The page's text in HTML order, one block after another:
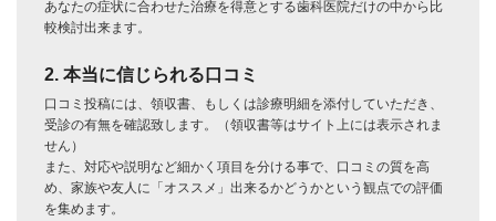
あなたの症状に合わせた治療を得意とする歯科医院だけの中から比
較検討出来ます。
2. 本当に信じられる口コミ
口コミ投稿には、領収書、もしくは診療明細を添付していただき、
受診の有無を確認致します。（領収書等はサイト上には表示されま
せん）
また、対応や説明など細かく項目を分ける事で、口コミの質を高
め、家族や友人に「オススメ」出来るかどうかという観点での評価
を集めます。